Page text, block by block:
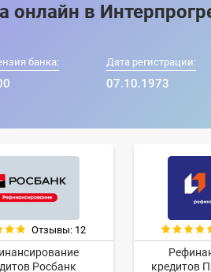
онлайн в
банка: Дата регистрации:
07.10.1973
Отзывы: 12
Росбанк
кредитов